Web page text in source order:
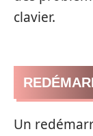
clavier.
Un